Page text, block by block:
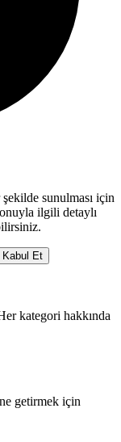
sunulması için
ilgili detaylı
Kabul Et
kategori hakkında
getirmek için